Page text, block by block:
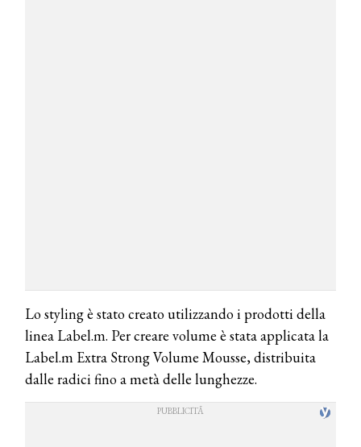
Lo styling è stato creato utilizzando i prodotti della
linea Label.m. Per creare volume è stata applicata la
Label.m Extra Strong Volume Mousse, distribuita
dalle radici fino a metà delle lunghezze.